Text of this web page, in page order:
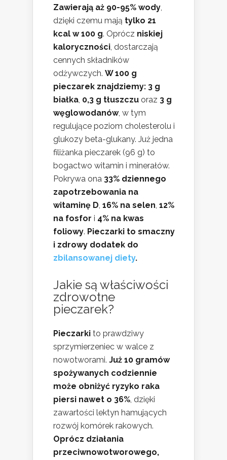
Zawierają aż 90-95% wody,
dzięki czemu mają tylko 21
kcal w 100 g. Oprócz niskiej
kaloryczności, dostarczają
cennych składników
odżywczych. W 100 g
pieczarek znajdziemy: 3 g
białka, 0,3 g tłuszczu oraz 3 g
węglowodanów, w tym
regulujące poziom cholesterolu i
glukozy beta-glukany. Już jedna
filiżanka pieczarek (96 g) to
bogactwo witamin i minerałów.
Pokrywa ona 33% dziennego
zapotrzebowania na
witaminę D, 16% na selen, 12%
na fosfor i 4% na kwas
foliowy. Pieczarki to smaczny
i zdrowy dodatek do
zbilansowanej diety.
Jakie są właściwości
zdrowotne
pieczarek?
Pieczarki to prawdziwy
sprzymierzeniec w walce z
nowotworami. Już 10 gramów
spożywanych codziennie
może obniżyć ryzyko raka
piersi nawet o 36%, dzięki
zawartości lektyn hamujących
rozwój komórek rakowych.
Oprócz działania
przeciwnowotworowego,